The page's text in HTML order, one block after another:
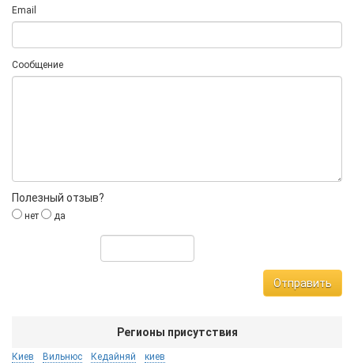
Email
Сообщение
Полезный отзыв?
нет да
Отправить
Регионы присутствия
Киев Вильнюс Кедайняй киев